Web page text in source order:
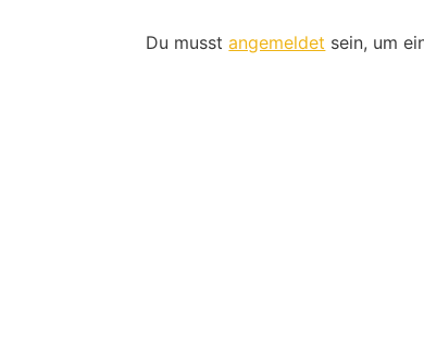
Du musstangemeldet sein, um